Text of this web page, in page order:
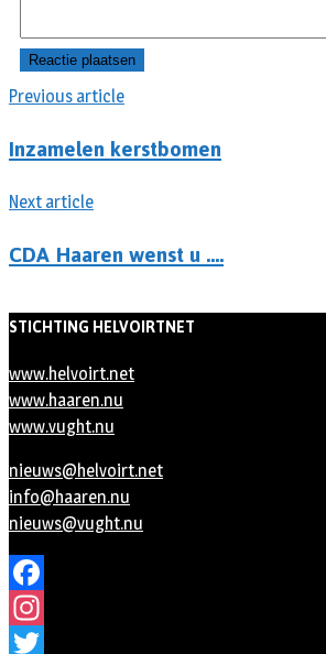
Previous article
Inzamelen kerstbomen
Next article
CDA Haaren wenst u ….
STICHTING HELVOIRTNET
www.helvoirt.net
www.haaren.nu
www.vught.nu
nieuws@helvoirt.net
info@haaren.nu
nieuws@vught.nu
Facebook
Instagram